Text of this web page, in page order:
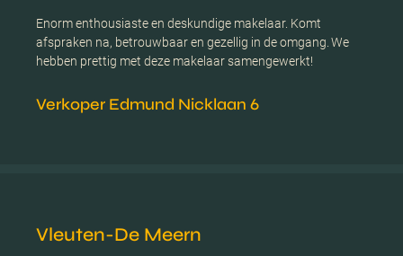
Enorm enthousiaste en deskundige makelaar. Komt
afspraken na, betrouwbaar en gezellig in de omgang. We
hebben prettig met deze makelaar samengewerkt!
Verkoper Edmund Nicklaan 6
Vleuten-De Meern